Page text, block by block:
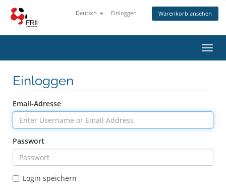
Deutsch Einloggen Warenkorb ansehen
ein-/
Einloggen
Email-Adresse
Passwort
Login speichern